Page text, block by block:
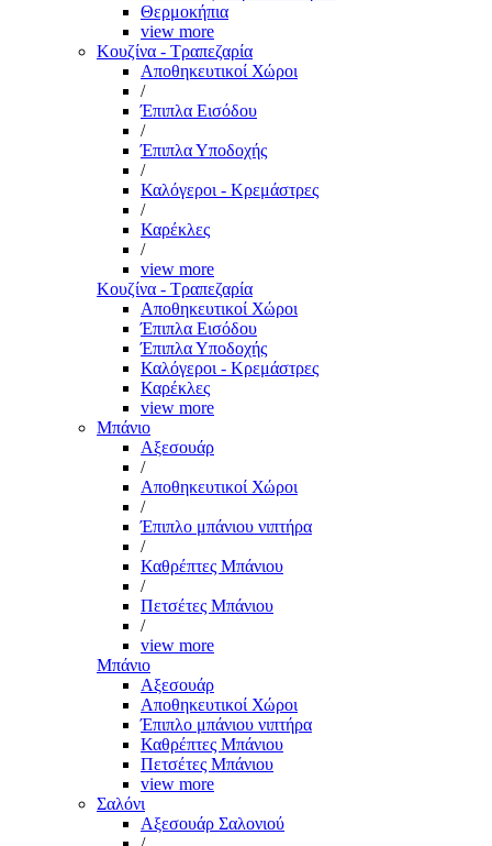
Θερμοκήπια
view more
Κουζίνα - Τραπεζαρία
Αποθηκευτικοί Χώροι
/
Έπιπλα Εισόδου
/
Έπιπλα Υποδοχής
/
Καλόγεροι - Κρεμάστρες
/
Καρέκλες
/
view more
Κουζίνα - Τραπεζαρία
Αποθηκευτικοί Χώροι
Έπιπλα Εισόδου
Έπιπλα Υποδοχής
Καλόγεροι - Κρεμάστρες
Καρέκλες
view more
Μπάνιο
Αξεσουάρ
/
Αποθηκευτικοί Χώροι
/
Έπιπλο μπάνιου νιπτήρα
/
Καθρέπτες Μπάνιου
/
Πετσέτες Μπάνιου
/
view more
Μπάνιο
Αξεσουάρ
Αποθηκευτικοί Χώροι
Έπιπλο μπάνιου νιπτήρα
Καθρέπτες Μπάνιου
Πετσέτες Μπάνιου
view more
Σαλόνι
Αξεσουάρ Σαλονιού